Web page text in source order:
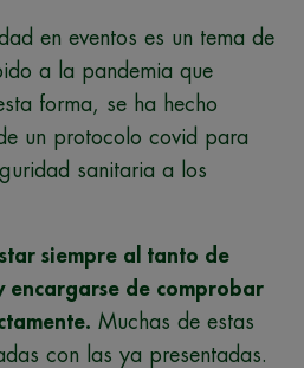
en eventos es un tema de
a la pandemia que
forma, se ha hecho
un protocolo covid para
sanitaria a los
siempre al tanto de
encargarse de comprobar
Muchas de estas
con las ya presentadas.